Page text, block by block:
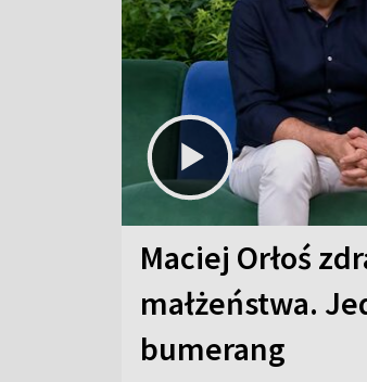
Maciej Orłoś
małżeństwa.
bumerang